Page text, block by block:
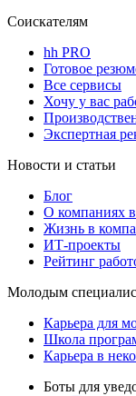
Соискателям
hh PRO
Готовое
Все сервисы
Хочу у вас
Экспертная
Новости и статьи
Блог
О компаниях
Жизнь в
ИТ-проекты
Рейтинг
Молодым
Карьера для
Школа
Карьера в
Боты для